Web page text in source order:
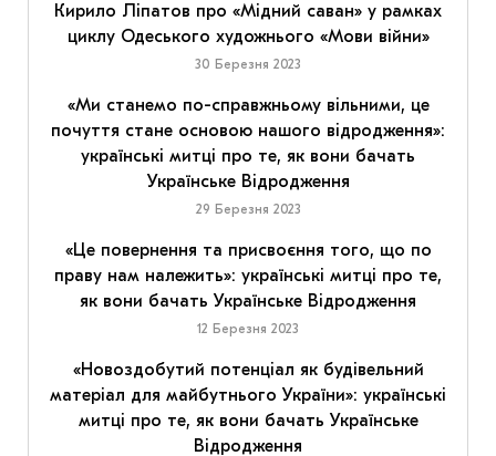
Кирило Ліпатов про «Мідний саван» у рамках
циклу Одеського художнього «Мови війни»
30 Березня 2023
«Ми станемо по-справжньому вільними, це
почуття стане основою нашого відродження»:
українські митці про те, як вони бачать
Українське Відродження
29 Березня 2023
«Це повернення та присвоєння того, що по
праву нам належить»: українські митці про те,
як вони бачать Українське Відродження
12 Березня 2023
«Новоздобутий потенціал як будівельний
матеріал для майбутнього України»: українські
митці про те, як вони бачать Українське
Відродження